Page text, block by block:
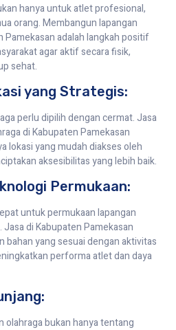
hanya untuk atlet profesional,
orang. Membangun lapangan
Pamekasan adalah langkah positif
agar aktif secara fisik,
sehat.
yang Strategis:
perlu dipilih dengan cermat. Jasa
di Kabupaten Pamekasan
lokasi yang mudah diakses oleh
aksesibilitas yang lebih baik.
Permukaan:
untuk permukaan lapangan
Jasa di Kabupaten Pamekasan
bahan yang sesuai dengan aktivitas
performa atlet dan daya
olahraga bukan hanya tentang